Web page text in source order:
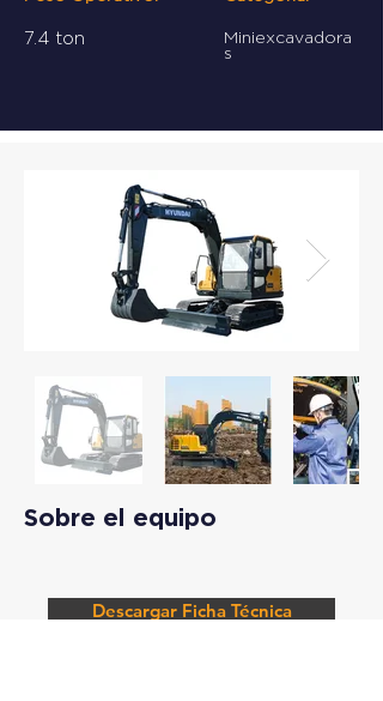
7.4 ton
Miniexcavadora
s
Sobre el equipo
Descargar Ficha Técnica